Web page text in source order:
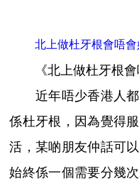
北上做杜牙根會唔會
《北上做杜牙根會
近年唔少香港人都
係杜牙根，因為覺得
活，某啲朋友仲話可
始終係一個需要分幾